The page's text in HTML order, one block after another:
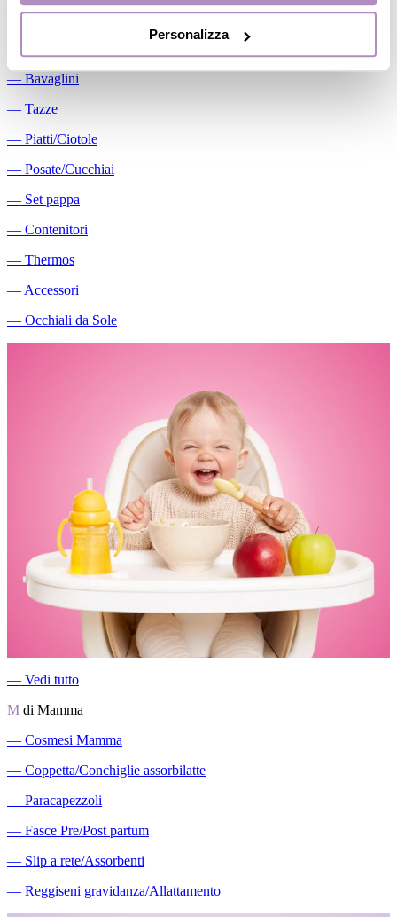
Personalizza
―Massaggiagengive
― Bavaglini
― Tazze
― Piatti/Ciotole
― Posate/Cucchiai
― Set pappa
― Contenitori
― Thermos
― Accessori
― Occhiali da Sole
― Vedi tutto
M di Mamma
― Cosmesi Mamma
― Coppetta/Conchiglie assorbilatte
― Paracapezzoli
― Fasce Pre/Post partum
― Slip a rete/Assorbenti
― Reggiseni gravidanza/Allattamento